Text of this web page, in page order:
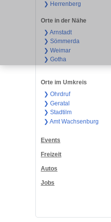
❯ Herrenberg
Orte in der Nähe
❯ Arnstadt
❯ Sömmerda
❯ Weimar
❯ Gotha
Orte im Umkreis
❯ Ohrdruf
❯ Geratal
❯ Stadtilm
❯ Amt Wachsenburg
Events
Freizeit
Autos
Jobs